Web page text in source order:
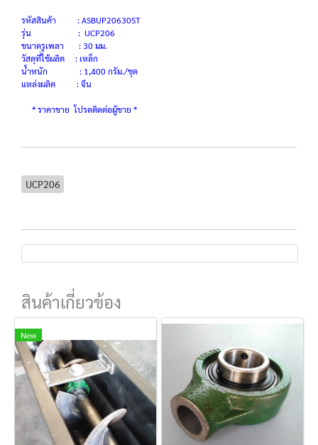
รหัสสินค้า : ASBUP20630ST
รุ่น : UCP206
ขนาดรูเพลา : 30 มม.
วัสดุที่ใช้ผลิต : เหล็ก
น้ำหนัก : 1,400 กรัม./ชุด
แหล่งผลิต : จีน
* ราคาขาย โปรดติดต่อผู้ขาย *
UCP206
สินค้าเกี่ยวข้อง
New